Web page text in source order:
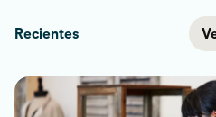
Recientes